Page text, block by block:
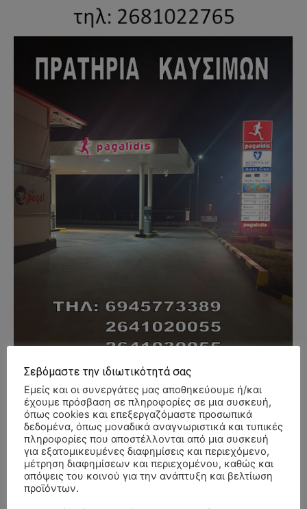
- Advertisment -
Σεβόμαστε την ιδιωτικότητά σας
Εμείς και οι συνεργάτες μας αποθηκεύουμε ή/και
έχουμε πρόσβαση σε πληροφορίες σε μια συσκευή,
όπως cookies και επεξεργαζόμαστε προσωπικά
δεδομένα, όπως μοναδικά αναγνωριστικά και τυπικές
πληροφορίες που αποστέλλονται από μια συσκευή
για εξατομικευμένες διαφημίσεις και περιεχόμενο,
μέτρηση διαφημίσεων και περιεχομένου, καθώς και
απόψεις του κοινού για την ανάπτυξη και βελτίωση
προϊόντων.